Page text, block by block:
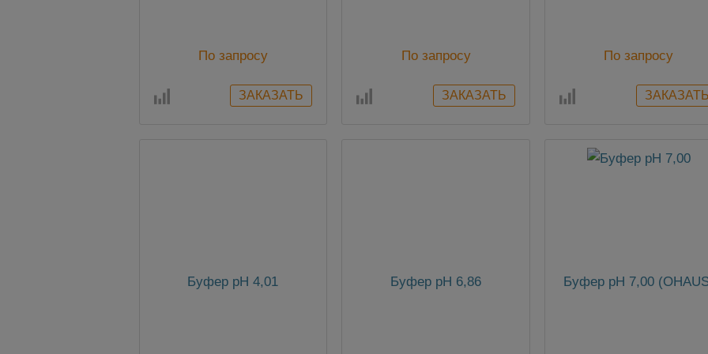
По запросу По запросу По запросу
Буфер pH 4,01 Буфер pH 6,86 Буфер pH 7,00